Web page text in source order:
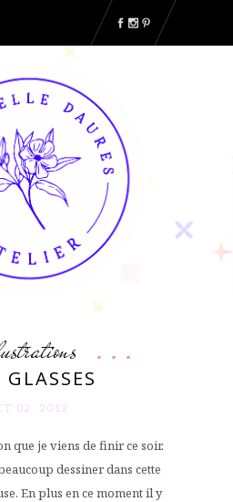
GLASSES
02. 2012
que je viens de finir ce soir.
dessiner dans cette
En plus en ce moment il y